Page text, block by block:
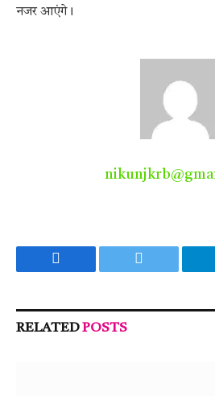
नजर आएंगे।
Facebook Twitter
RELATEDPOSTS